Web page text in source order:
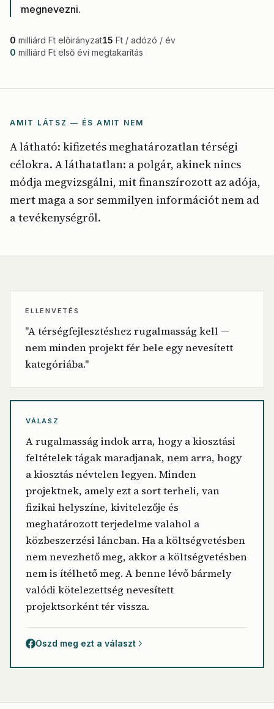
megnevezni.
0 milliárd Ft előirányzat15 Ft / adózó / év
0 milliárd Ft első évi megtakarítás
AMIT LÁTSZ — ÉS AMIT NEM
A látható: kifizetés meghatározatlan térségi
célokra. A láthatatlan: a polgár, akinek nincs
módja megvizsgálni, mit finanszírozott az adója,
mert maga a sor semmilyen információt nem ad
a tevékenységről.
ELLENVETÉS
"A térségfejlesztéshez rugalmasság kell —
nem minden projekt fér bele egy nevesített
kategóriába."
VÁLASZ
A rugalmasság indok arra, hogy a kiosztási
feltételek tágak maradjanak, nem arra, hogy
a kiosztás névtelen legyen. Minden
projektnek, amely ezt a sort terheli, van
fizikai helyszíne, kivitelezője és
meghatározott terjedelme valahol a
közbeszerzési láncban. Ha a költségvetésben
nem nevezhető meg, akkor a költségvetésben
nem is ítélhető meg. A benne lévő bármely
valódi kötelezettség nevesített
projektsorként tér vissza.
Oszd meg ezt a választ